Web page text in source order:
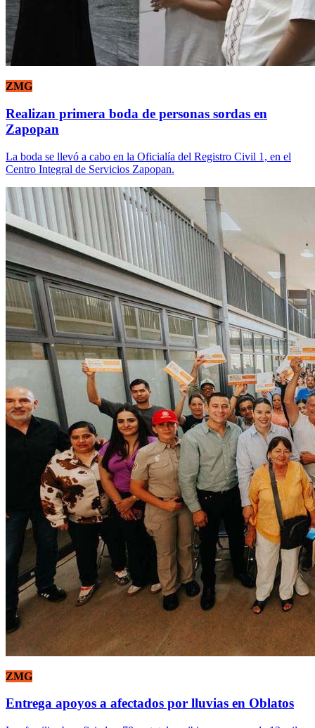
ZMG
Realizan primera boda de personas sordas en
Zapopan
La boda se llevó a cabo en la Oficialía del Registro Civil 1, en el
Centro Integral de Servicios Zapopan.
ZMG
Entrega apoyos a afectados por lluvias en Oblatos